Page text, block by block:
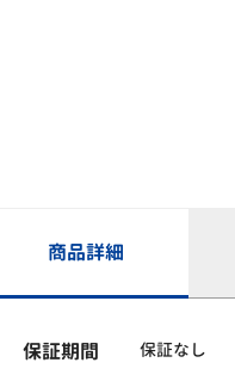
商品詳細
保証期間 保証なし